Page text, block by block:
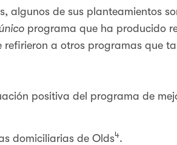
algunos de sus planteamientos
programa que ha producido
a otros programas que
positiva del programa de
domiciliarias de Olds4.